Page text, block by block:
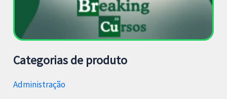
Categorias de produto
Administração